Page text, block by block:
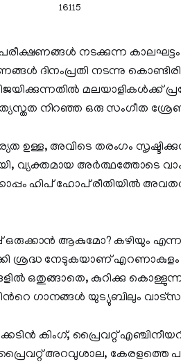
16115
നടക്കുന്ന
ദിനംപ്രതി നടന്നു
മലയാളികള്‍ക്ക്
നിറഞ്ഞ ഒരു സംഗീത
ഉള്ള, അവിടെ തരംഗം
വ്യക്തമായ അർത്ഥത്തോടെ
ഹിപ് ഹോപ്‌ രീതിയിൽ
ഒരുക്കാന്‍ ആകുമോ? കഴിയും
ശ്രദ്ധ നേടുകയാണ്‌
ഒതുങ്ങാതെ, കുറിക്കു കൊള്ളുന്ന
ഗാനങ്ങള്‍ യുട്യുബിലും
കിംഗ്‌, പ്രൈവറ്റ്
അറവുശാല, കേരളത്തെ